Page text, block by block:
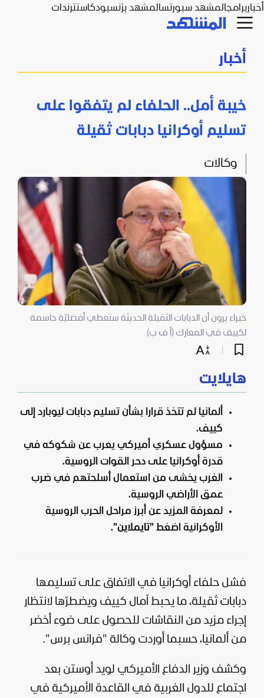
أخباربرامجالمشهد سبورتسالمشهد بزنسبودكاستترندات
أخبار
خيبة أمل.. الحلفاء لم يتفقوا على
تسليم أوكرانيا دبابات ثقيلة
وكالات
خبراء يرون أن الدبابات الثقيلة الحديثة ستعطي أفضليّة حاسمة
لكييف في المعارك (أ ف ب)
هايلايت
ألمانيا لم تتخذ قرارا بشأن تسليم دبابات ليوبارد إلى
كييف.
مسؤول عسكري أميركي يعرب عن شكوكه في
قدرة أوكرانيا على دحر القوات الروسية.
الغرب يخشى من استعمال أسلحتهم في ضرب
عمق الأراضي الروسية.
لمعرفة المزيد عن أبرز مراحل الحرب الروسية
الأوكرانية اضغط "تايملاين".
فشل حلفاء أوكرانيا في الاتفاق على تسليمها
دبابات ثقيلة، ما يحبط آمال كييف ويضطرّها لانتظار
إجراء مزيد من النقاشات للحصول على ضوء أخضر
من ألمانيا، حسبما أوردت وكالة "فرانس برس".
وكشف وزير الدفاع الأميركي لويد أوستن بعد
اجتماع للدول الغربية في القاعدة الأميركية في